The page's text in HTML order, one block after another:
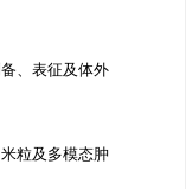
、表征及体外
粒及多模态肿